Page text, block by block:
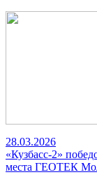
28.03.2026
«Кузбасс-2»
места ГЕОТЕК